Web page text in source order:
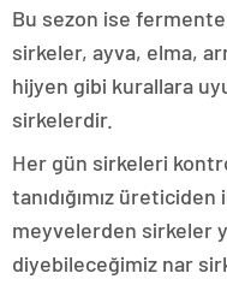
Bu sezon ise fermente
sirkeler, ayva, elma,
hijyen gibi kurallara
sirkelerdir.
Her gün sirkeleri
tanıdığımız
meyvelerden sirkeler
diyebileceğimiz nar